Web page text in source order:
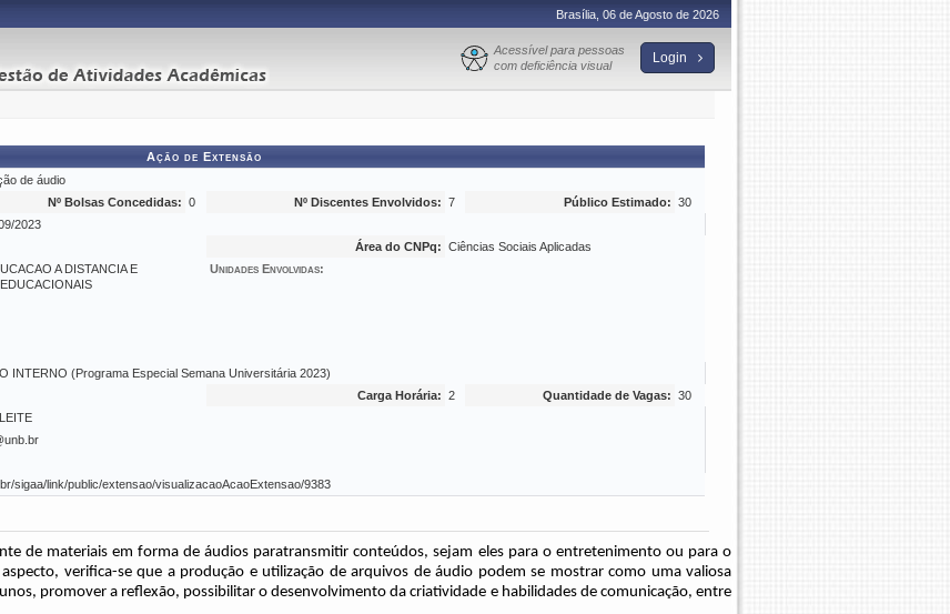
Brasília, 06 de Agosto de 2026
Acessível para pessoas
com deficiência visual
Login
Ação de Extensão
de áudio
Nº Bolsas Concedidas: 0 Nº Discentes Envolvidos: 7 Público Estimado: 30
2023
Área do CNPq: Ciências Sociais Aplicadas
A DISTANCIA E
Unidades Envolvidas:
INTERNO (Programa Especial Semana Universitária 2023)
Carga Horária: 2 Quantidade de Vagas: 30
sigaa/link/public/extensao/visualizacaoAcaoExtensao/9383
de materiaisem forma de áudios paratransmitirconteúdos, sejam eles para o entretenimento ou para o
verifica-se que a produção eutilização de arquivos de áudio podem se mostrar como uma valiosa
promover a reflexão, possibilitar o desenvolvimento da criatividade e habilidades de comunicação, entre